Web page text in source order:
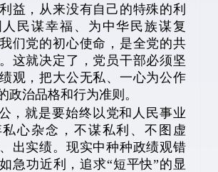
益，从来没有自己的特殊的利
民谋幸福、为中华民族谋复
们党的初心使命，是全党的共
这就决定了，党员干部必须坚
观，把大公无私、一心为公作
政治品格和行为准则。
，就是要始终以党和人民事业
心杂念，不谋私利、不图虚
出实绩。现实中种种政绩观错
急功近利，追求“短平快”的显